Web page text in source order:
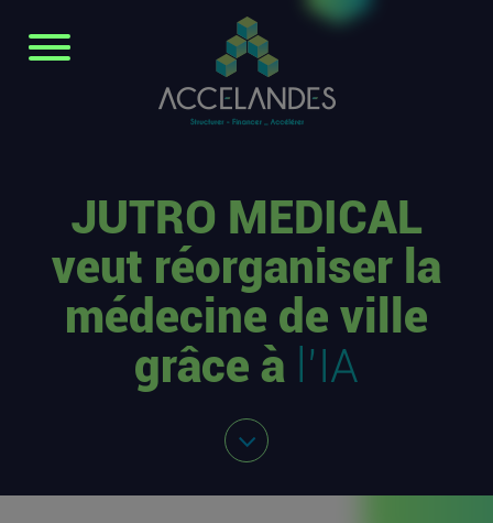
JUTRO MEDICAL
veut réorganiser la
médecine de ville
grâce à l’IA